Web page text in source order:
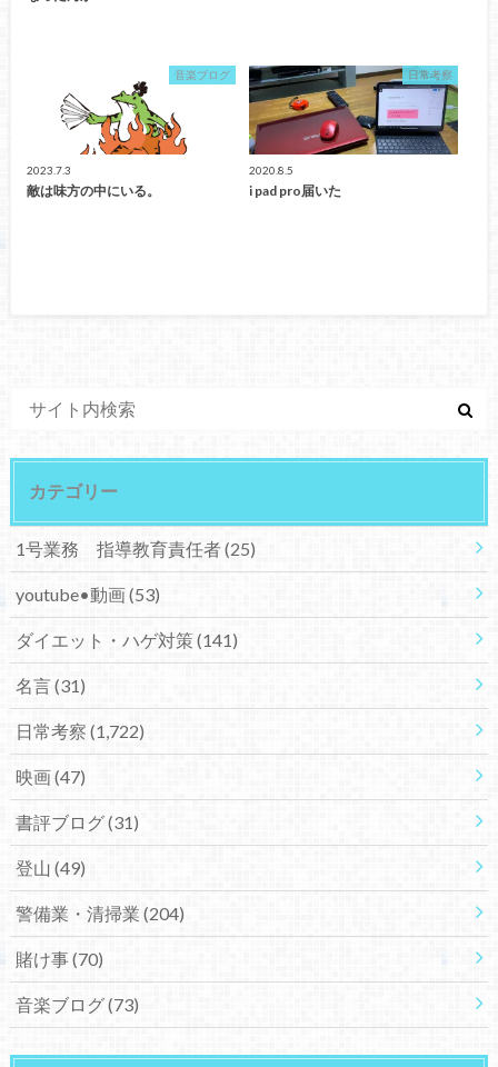
音楽ブログ
2023.7.3
敵は味方の中にいる。
日常考察
2020.8.5
i pad pro届いた
カテゴリー
1号業務 指導教育責任者(25)
youtube•動画(53)
ダイエット・ハゲ対策(141)
名言(31)
日常考察 (1,722)
映画(47)
書評ブログ(31)
登山 (49)
警備業・清掃業 (204)
賭け事(70)
音楽ブログ(73)